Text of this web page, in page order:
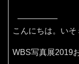
こんにちは。いそ
WBS写真展2019